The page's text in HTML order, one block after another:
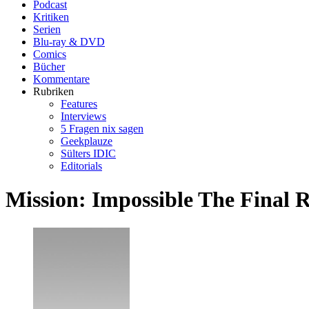
Podcast
Kritiken
Serien
Blu-ray & DVD
Comics
Bücher
Kommentare
Rubriken
Features
Interviews
5 Fragen nix sagen
Geekplauze
Sülters IDIC
Editorials
Mission: Impossible The Final